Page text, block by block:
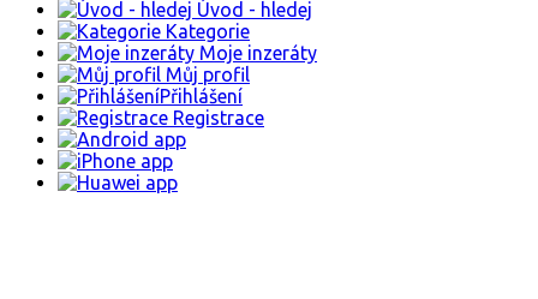
Úvod - hledej
Kategorie
Moje inzeráty
Můj profil
Přihlášení
Registrace